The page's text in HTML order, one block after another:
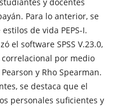
Para lo anterior, se
de vida PEPS-I.
el software SPSS V.23.0,
por medio
y Rho Spearman.
se destaca que el
personales suficientes y